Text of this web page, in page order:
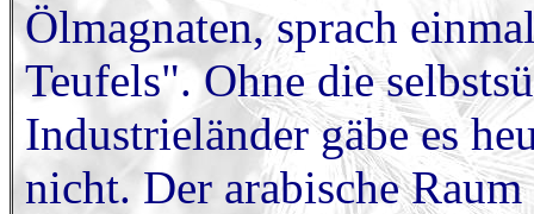
Ölmagnaten, sprach
Teufels". Ohne die
Industrieländer gäbe es
nicht. Der arabische